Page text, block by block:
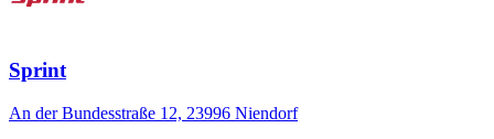
Sprint
An der Bundesstraße 12, 23996 Niendorf